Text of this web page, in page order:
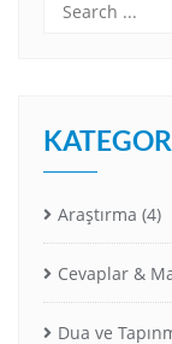
Araştırma (4)
Cevaplar &
Dua ve